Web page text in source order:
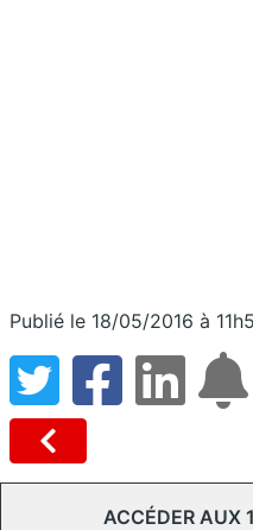
Publié le 18/05/2016 à
ACCÉDER AUX